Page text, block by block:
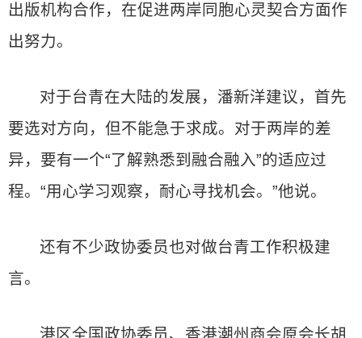
出版机构合作，在促进两岸同胞心灵契合方面作
出努力。
对于台青在大陆的发展，潘新洋建议，首先
要选对方向，但不能急于求成。对于两岸的差
异，要有一个“了解熟悉到融合融入”的适应过
程。“用心学习观察，耐心寻找机会。”他说。
还有不少政协委员也对做台青工作积极建
言。
港区全国政协委员、香港潮州商会原会长胡